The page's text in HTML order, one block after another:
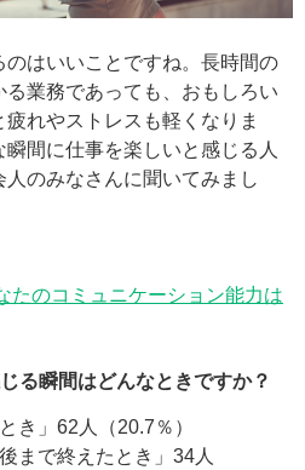
はいいことですね。長時間の
業務であっても、おもしろい
れやストレスも軽くなりま
間に仕事を楽しいと感じる人
のみなさんに聞いてみまし
たのコミュニケーション能力は
る瞬間はどんなときですか？
き」62人（20.7％）
まで終えたとき」34人